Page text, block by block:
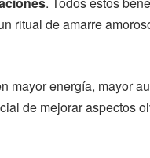
ritual de amarre
mayor energía, mayor
de mejorar aspectos